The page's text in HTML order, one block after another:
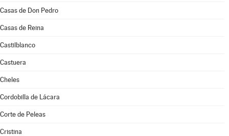
Casas de Don Pedro
Casas de Reina
Castilblanco
Castuera
Cheles
Cordobilla de Lácara
Corte de Peleas
Cristina